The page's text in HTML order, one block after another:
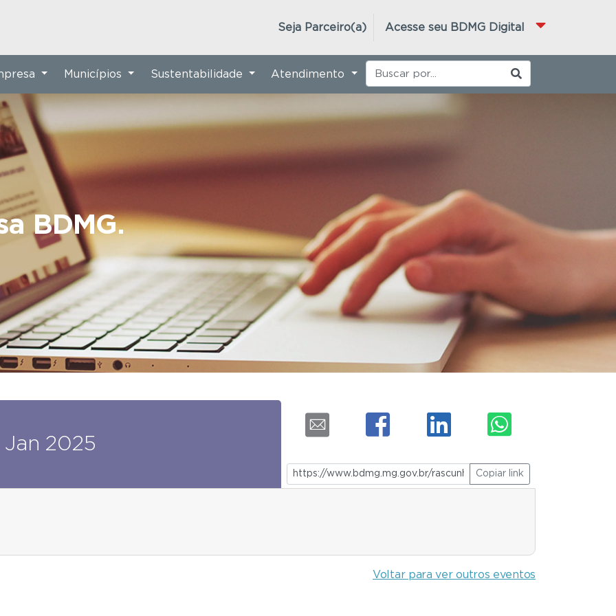
Acesse seu BDMG Digital
Seja Parceiro(a)
BDMG.
Municípios Sustentabilidade Atendimento
Jan 2025
Copiar link
Voltar para ver outros eventos